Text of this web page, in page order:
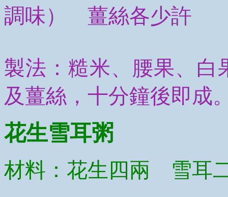
調味） 薑絲各少許
製法：糙米、腰果、白
及薑絲，十分鐘後即成
花生雪耳粥
材料：花生四兩 雪耳